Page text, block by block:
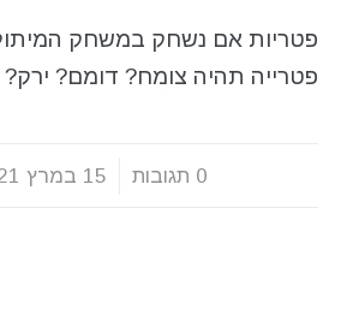
פטריות אם נשחק במשחק
פטרייה תהיה צומח? דומם? ירק?
0 תגובות
/ 15 במרץ 2021